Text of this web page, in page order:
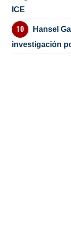
ICE
Hansel
investigación